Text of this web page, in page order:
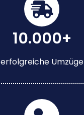
10.000+
erfolgreiche Umzüge